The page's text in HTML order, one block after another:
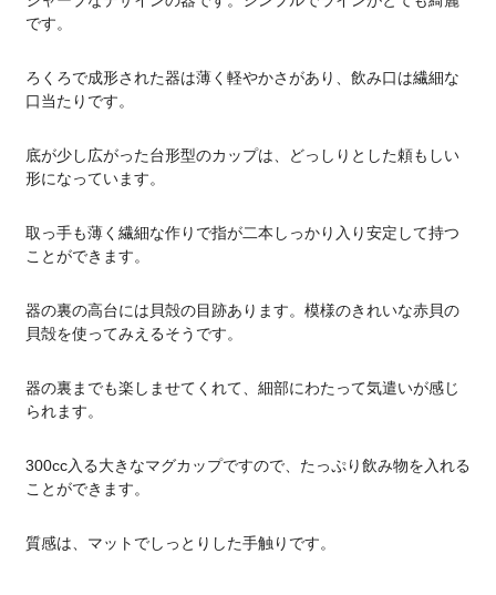
です。
ろくろで成形された器は薄く軽やかさがあり、飲み口は繊細な
口当たりです。
底が少し広がった台形型のカップは、どっしりとした頼もしい
形になっています。
取っ手も薄く繊細な作りで指が二本しっかり入り安定して持つ
ことができます。
器の裏の高台には貝殻の目跡あります。模様のきれいな赤貝の
貝殻を使ってみえるそうです。
器の裏までも楽しませてくれて、細部にわたって気遣いが感じ
られます。
300cc入る大きなマグカップですので、たっぷり飲み物を入れる
ことができます。
質感は、マットでしっとりした手触りです。